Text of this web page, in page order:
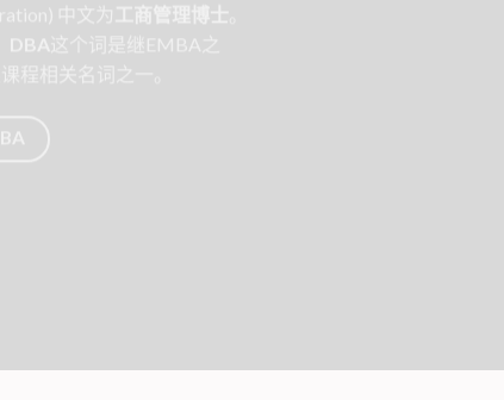
中文为 工商管理博士
DBA 这个词是继EMBA之
程相关名词之一。